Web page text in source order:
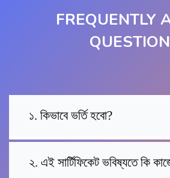
FREQUENTLY
১. কিভাবে ভর্তি হবো?
২. এই সার্টিফিকেট ভবিষ্যতে কি